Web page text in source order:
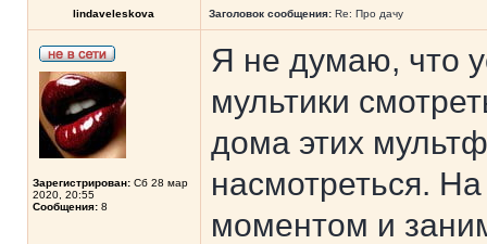
lindaveleskova Заголовок сообщения: Re: Про дачу
Зарегистрирован: Сб 28 мар
2020, 20:55
Сообщения: 8
Я не думаю, что
мультики
дома этих
насмотреться.
моментом и